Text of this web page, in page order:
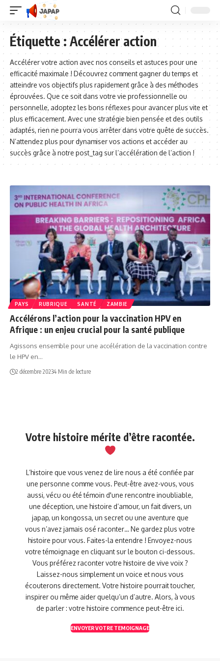
Étiquette :Accélérer action
Accélérer votre action avec nos conseils et astuces pour une
efficacité maximale ! Découvrez comment gagner du temps et
atteindre vos objectifs plus rapidement grâce à des méthodes
éprouvées. Que ce soit dans votre vie professionnelle ou
personnelle, adoptez les bons réflexes pour avancer plus vite et
plus efficacement. Avec une stratégie bien pensée et des outils
adaptés, rien ne pourra vous arrêter dans votre quête de succès.
N’attendez plus pour dynamiser vos actions et accéder au
succès grâce à notre post_tag sur l’accélération de l’action !
PAYS RUBRIQUE SANTÉ ZAMBIE
Accélérons l’action pour la vaccination HPV en
Afrique : un enjeu crucial pour la santé publique
Agissons ensemble pour une accélération de la vaccination contre
le HPV en…
2 décembre 20234 Min de lecture
Votre histoire mérite d’être racontée.
L’histoire que vous venez de lire nous a été confiée par
une personne comme vous. Peut-être avez-vous, vous
aussi, vécu ou été témoin d'une rencontre inoubliable,
une déception, une histoire d’amour, un fait divers, un
japap, un kongossa, un secret ou une aventure que
vous n’avez jamais osé raconter… Ne gardez plus votre
histoire pour vous. Faites-la entendre ! Envoyez-nous
votre témoignage en cliquant sur le bouton ci-dessous.
Vous préférez raconter votre histoire de vive voix ?
Laissez-nous simplement un voice et nous vous
écouterons directement. Votre histoire pourrait toucher,
inspirer ou même aider quelqu’un d’autre. Alors, à vous
de parler : votre histoire commence peut-être ici.
ENVOYER VOTRE TEMOIGNAGE